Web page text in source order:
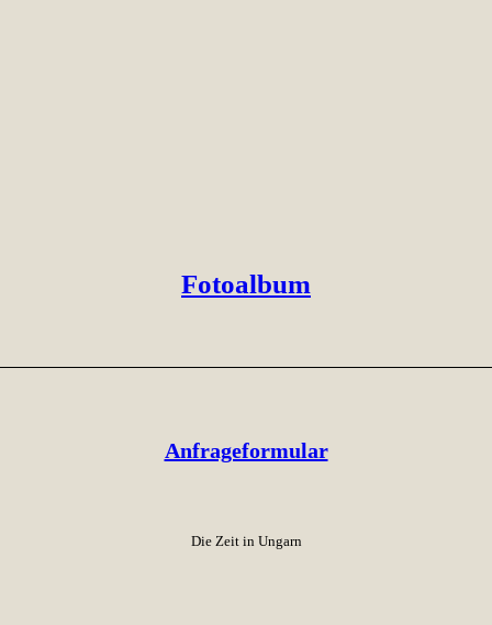
Fotoalbum
Anfrageformular
Die Zeit in Ungarn